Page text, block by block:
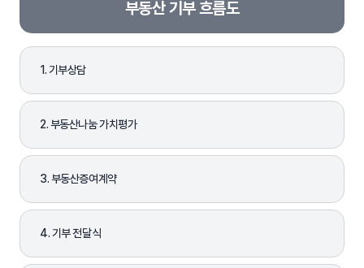
부동산 기부 흐름도
1. 기부상담
2. 부동산나눔 가치평가
3. 부동산증여계약
4. 기부 전달식